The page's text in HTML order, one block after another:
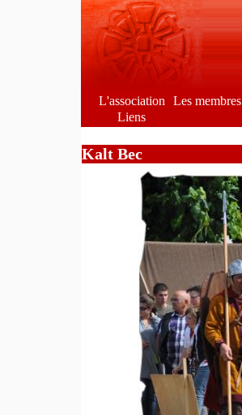
L'association Les membres
Liens
Kalt Bec